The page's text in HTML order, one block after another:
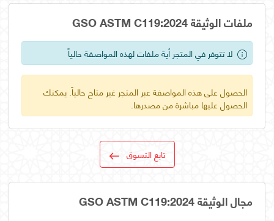
ملفات الوثيقة GSO ASTM C119:2024
لا تتوفر في المتجر أية ملفات لهذه المواصفة حالياً
الحصول على هذه المواصفة عبر المتجر غير متاح حالياً. يمكنك
الحصول عليها مباشرة من مصدرها.
تابع التسوق
مجال الوثيقة GSO ASTM C119:2024